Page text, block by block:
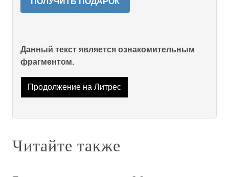
Данный текст является ознакомительным
фрагментом.
Продолжение на Литрес
Читайте также